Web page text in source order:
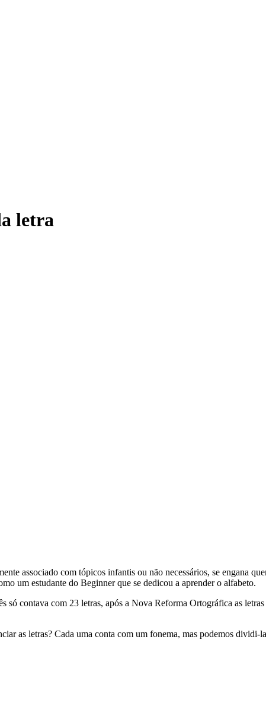
letra
associado com tópicos infantis ou não necessários, se engana
um estudante do Beginner que se dedicou a aprender o alfabeto.
só contava com 23 letras, após a Nova Reforma Ortográfica as letras
as letras? Cada uma conta com um fonema, mas podemos dividi-